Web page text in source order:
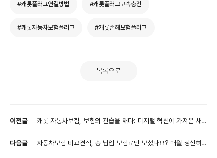
#캐롯플러그연결방법 #캐롯플러그고속충전
#캐롯자동차보험플러그 #캐롯손해보험플러그
목록으로
이전글
캐롯 자동차보험, 보험의 관습을 깨다: 디지털 혁신이 가져온 새로
다음글
자동차보험 비교견적, 총 납입 보험료만 보셨나요? 매월 정산하는